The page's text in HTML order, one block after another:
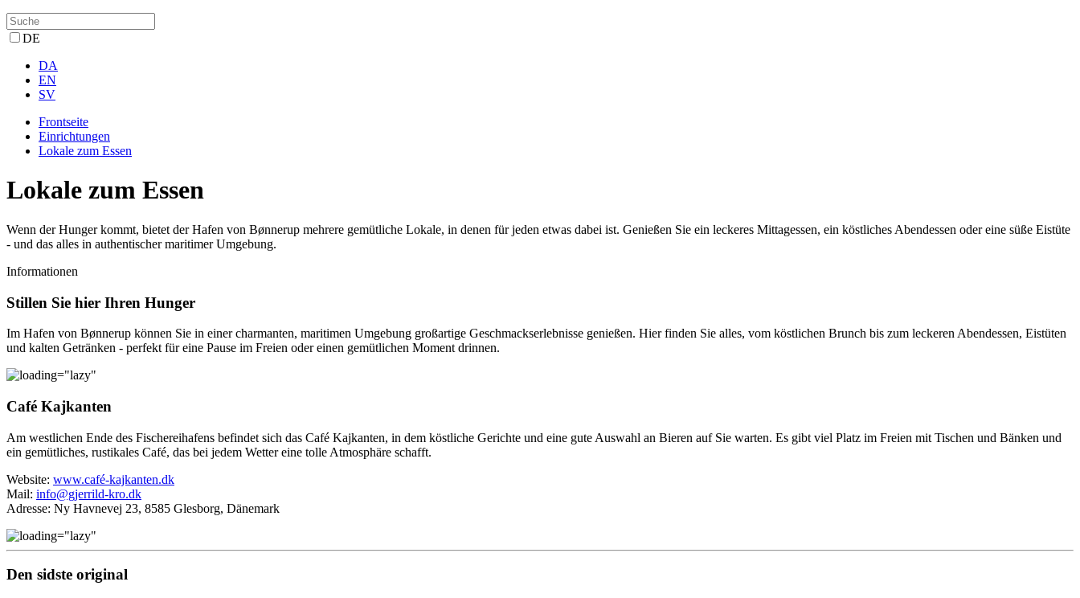
DE
DA
EN
SV
Frontseite
Einrichtungen
Lokale zum Essen
Lokale zum Essen
Wenn der Hunger kommt, bietet der Hafen von Bønnerup mehrere gemütliche Lokale, in denen für jeden etwas dabei ist. Genießen Sie ein leckeres Mittagessen, ein köstliches Abendessen oder eine süße Eistüte
- und das alles in authentischer maritimer Umgebung.
Informationen
Stillen Sie hier Ihren Hunger
Im Hafen von Bønnerup können Sie in einer charmanten, maritimen Umgebung großartige Geschmackserlebnisse genießen. Hier finden Sie alles, vom köstlichen Brunch bis zum leckeren Abendessen, Eistüten
und kalten Getränken - perfekt für eine Pause im Freien oder einen gemütlichen Moment drinnen.
Café Kajkanten
Am westlichen Ende des Fischereihafens befindet sich das Café Kajkanten, in dem köstliche Gerichte und eine gute Auswahl an Bieren auf Sie warten. Es gibt viel Platz im Freien mit Tischen und Bänken und
ein gemütliches, rustikales Café, das bei jedem Wetter eine tolle Atmosphäre schafft.
Website: www.café-kajkanten.dk
Mail: info@gjerrild-kro.dk
Adresse: Ny Havnevej 23, 8585 Glesborg, Dänemark
Den sidste original